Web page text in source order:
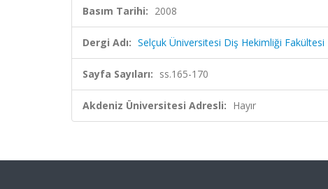
Basım Tarihi: 2008
Dergi Adı: Selçuk Üniversitesi Diş Hekimliği Fakültesi
Sayfa Sayıları: ss.165-170
Akdeniz Üniversitesi Adresli: Hayır